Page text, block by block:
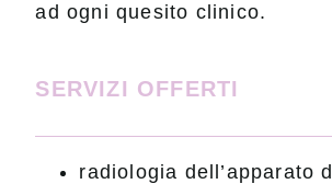
ad ogni quesito clinico.
SERVIZI OFFERTI
radiologia dell’apparato